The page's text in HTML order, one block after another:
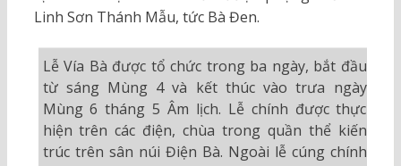
Linh Sơn Thánh Mẫu, tức Bà Đen.
Lễ Vía Bà được tổ chức trong ba ngày, bắt đầu
từ sáng Mùng 4 và kết thúc vào trưa ngày
Mùng 6 tháng 5 Âm lịch. Lễ chính được thực
hiện trên các điện, chùa trong quần thể kiến
trúc trên sân núi Điện Bà. Ngoài lễ cúng chính